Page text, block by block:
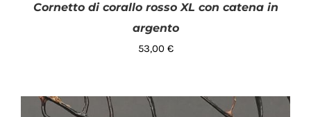
Cornetto di corallo rosso XL con catena in
argento
53,00 €